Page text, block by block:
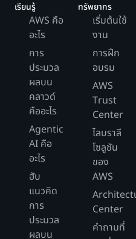
เรียนรู้
AWS คือ
อะไร
การ
ประมวล
ผลบน
คลาวด์
คืออะไร
Agentic
AI คือ
อะไร
ฮับ
แนวคิด
การ
ประมวล
ผลบน
ทรัพยากร
เริ่มต้นใช้
งาน
การฝึก
อบรม
AWS
Trust
Center
ไลบราลี
โซลูชัน
ของ
AWS
Center
คำถามที่